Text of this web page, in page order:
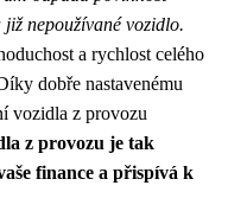
nepoužívané vozidlo.
a rychlost celého
dobře nastavenému
vozidla z provozu
z provozu je tak
finance a přispívá k